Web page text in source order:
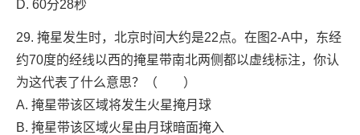
D. 60分28秒
29. 掩星发生时，北京时间大约是22点。在图2-A中，东经
约70度的经线以西的掩星带南北两侧都以虚线标注，你认
为这代表了什么意思？（ ）
A. 掩星带该区域将发生火星掩月球
B. 掩星带该区域火星由月球暗面掩入